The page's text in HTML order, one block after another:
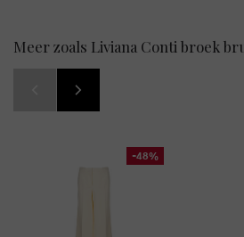
Meer zoals Liviana Conti broek
-48%